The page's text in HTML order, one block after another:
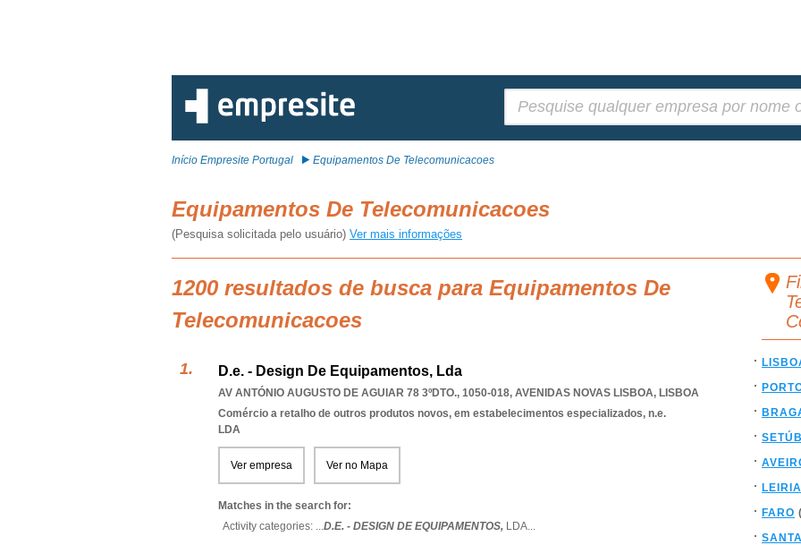
Início Empresite Portugal Equipamentos De Telecomunicacoes
Equipamentos De Telecomunicacoes
(Pesquisa solicitada pelo usuário) Ver mais informações
1200 resultados de busca para Equipamentos De
Telecomunicacoes
D.e. - Design De Equipamentos, Lda
AV ANTÓNIO AUGUSTO DE AGUIAR 78 3ºDTO., 1050-018, AVENIDAS NOVAS LISBOA, LISBOA
Comércio a retalho de outros produtos novos, em estabelecimentos especializados, n.e.
LDA
Ver empresa Ver no Mapa
Matches in the search for:
Activity categories: ...D.E. - DESIGN DE EQUIPAMENTOS, LDA...
LEIRIA
FARO